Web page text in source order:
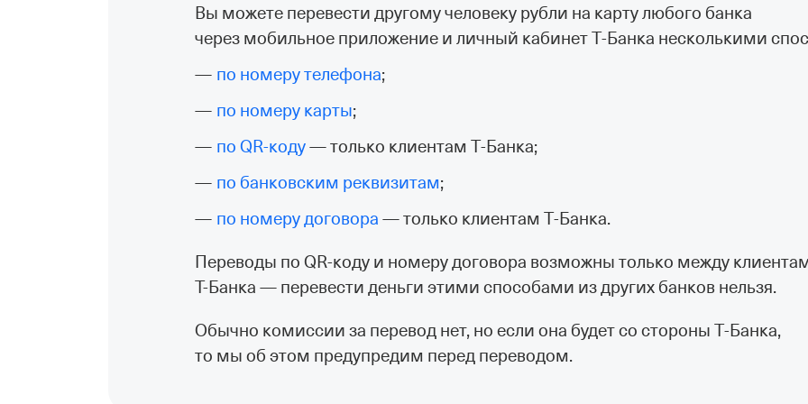
Вы можете перевести другому человеку рубли на карту любого банка
через мобильное приложение и личный кабинет Т‑Банка несколькими
по номеру телефона;
по номеру карты;
по QR‑коду— только клиентам Т‑Банка;
по банковским реквизитам;
по номеру договора — только клиентам Т‑Банка.
Переводы по QR⁠-⁠коду и номеру договора возможны только между
Т⁠-⁠Банка — перевести деньги этими способами из других банков нельзя.
Обычно комиссии за перевод нет, но если она будет со стороны Т‑Банка,
то мы об этом предупредим перед переводом.